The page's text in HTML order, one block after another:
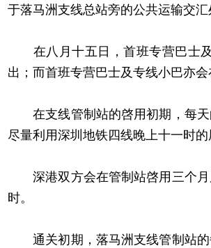
于落马洲支线总站旁的公共运输交
在八月十五日，首班专营巴士及
出；而首班专营巴士及专线小巴亦
在支线管制站的啓用初期，每天
尽量利用深圳地铁四线晚上十一时的
深港双方会在管制站啓用三个月
时。
通关初期，落马洲支线管制站的